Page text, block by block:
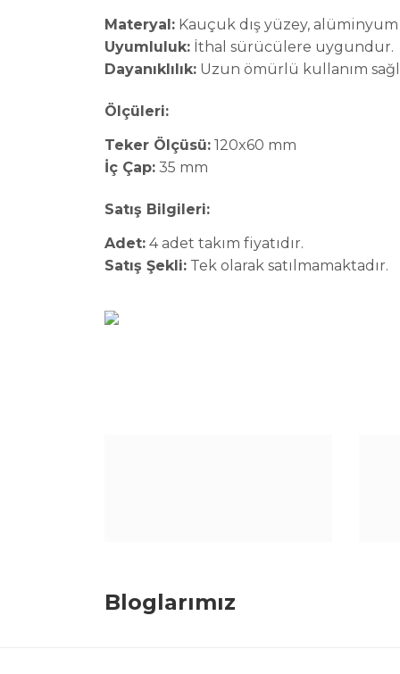
Materyal: Kauçuk dış yüzey,
Uyumluluk: İthal sürücülere uygundur.
Dayanıklılık: Uzun ömürlü kullanım
Ölçüleri:
Teker Ölçüsü: 120x60 mm
İç Çap: 35 mm
Satış Bilgileri:
Adet: 4 adet takım fiyatıdır.
Satış Şekli: Tek olarak satılmamaktadır.
Bu ürüne benzer farklı alternatifler olmalı.
Bloglarımız